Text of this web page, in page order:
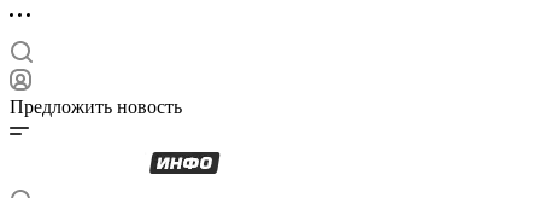
Предложить новость